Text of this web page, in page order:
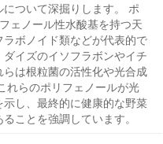
ついて深掘りします。 ポ
ェノール性水酸基を持つ天
ボノイド類などが代表的で
イズのイソフラボンやイチ
は根粒菌の活性化や光合成
れらのポリフェノールが光
し、最終的に健康的な野菜
ことを強調しています。